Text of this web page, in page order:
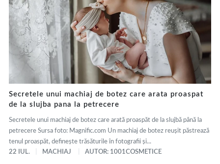
Secretele unui machiaj de botez care arata proaspat
de la slujba pana la petrecere
Secretele unui machiaj de botez care arată proaspăt de la slujbă până la
petrecere Sursa foto: Magnific.com Un machiaj de botez reușit păstrează
tenul proaspăt, definește trăsăturile în fotografii și...
22 IUL.
MACHIAJ AUTOR: 1001COSMETICE